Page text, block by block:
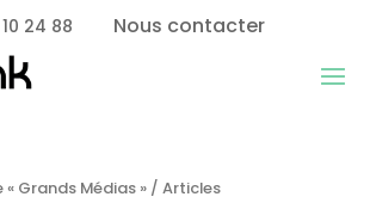
24 88 Nous contacter
Grands Médias »/ Articles